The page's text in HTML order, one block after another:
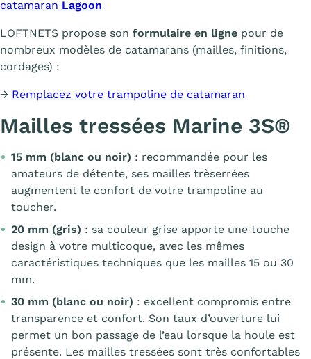
catamaran Lagoon
LOFTNETS propose son formulaire en ligne pour de
nombreux modèles de catamarans (mailles, finitions,
cordages) :
→ Remplacez votre trampoline de catamaran
Mailles tressées Marine 3S®
15 mm (blanc ou noir) : recommandée pour les
amateurs de détente, ses mailles trèserrées
augmentent le confort de votre trampoline au
toucher.
20 mm (gris) : sa couleur grise apporte une touche
design à votre multicoque, avec les mêmes
caractéristiques techniques que les mailles 15 ou 30
mm.
30 mm (blanc ou noir) : excellent compromis entre
transparence et confort. Son taux d’ouverture lui
permet un bon passage de l’eau lorsque la houle est
présente. Les mailles tressées sont très confortables